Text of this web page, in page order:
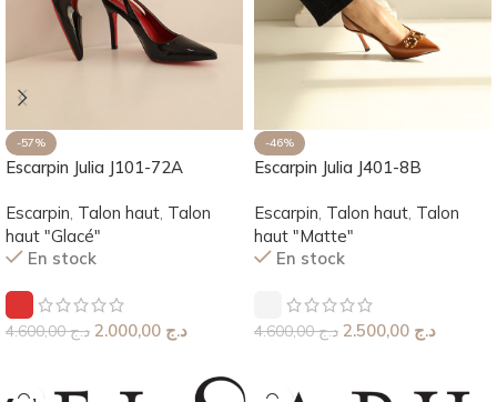
-57%
Escarpin Julia J101-72A
Escarpin Talon haut Talon
haut "Glacé"
En stock
د.ج4.600,00 د.ج
-46%
Escarpin Julia J401-8B
Escarpin Talon haut Talon
haut "Matte"
En stock
د.ج4.600,00 د.ج